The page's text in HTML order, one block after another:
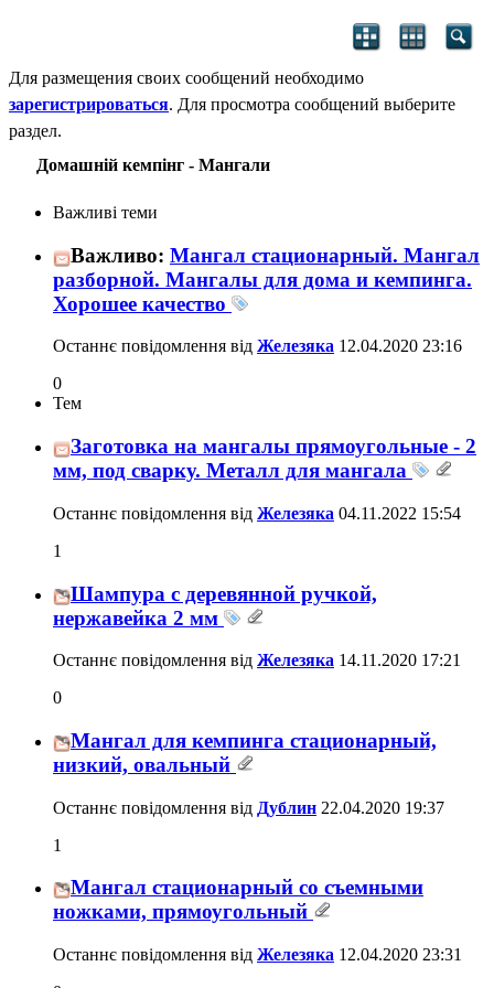
Для размещения своих сообщений необходимо
зарегистрироваться. Для просмотра сообщений выберите
раздел.
Домашній кемпінг - Мангали
Важливі теми
Важливо: Мангал стационарный. Мангал
разборной. Мангалы для дома и кемпинга.
Хорошее качество
Останнє повідомлення від Железяка 12.04.2020 23:16
0
Тем
Заготовка на мангалы прямоугольные - 2
мм, под сварку. Металл для мангала
Останнє повідомлення від Железяка 04.11.2022 15:54
1
Шампура с деревянной ручкой,
нержавейка 2 мм
Останнє повідомлення від Железяка 14.11.2020 17:21
0
Мангал для кемпинга стационарный,
низкий, овальный
Останнє повідомлення від Дублин 22.04.2020 19:37
1
Мангал стационарный со съемными
ножками, прямоугольный
Останнє повідомлення від Железяка 12.04.2020 23:31